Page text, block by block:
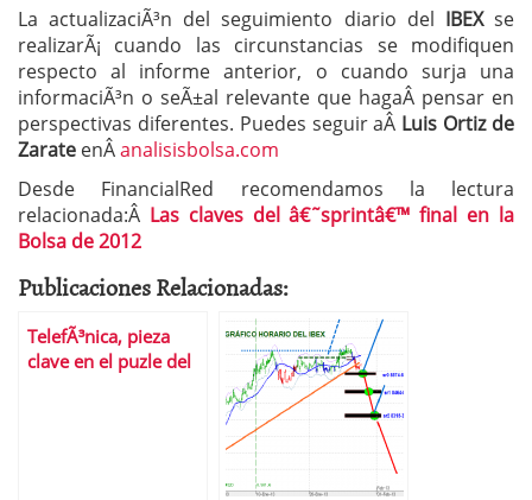
La actualizaciÃ³n del seguimiento diario del IBEXse
realizarÃ¡ cuando las circunstancias se modifiquen
respecto al informe anterior, o cuando surja una
informaciÃ³n o seÃ±al relevante que hagaÂ pensar en
perspectivas diferentes. Puedes seguir aÂ Luis Ortiz de
Zarate enÂanalisisbolsa.com
Desde FinancialRed recomendamos la lectura
relacionada:Â Las claves del â€˜sprintâ€™ final en la
Bolsa de 2012
Publicaciones Relacionadas:
TelefÃ³nica, pieza
clave en el puzle del